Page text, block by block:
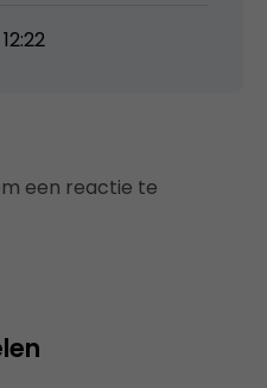
een reactie te